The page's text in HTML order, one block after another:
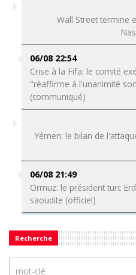
Wall Street termine
06/08 22:54
Crise à la Fifa: le comité
"réaffirme à l'unanimité
(communiqué)
Yémen: le bilan de
06/08 21:49
Ormuz: le président turc
saoudite (officiel)
Recherche